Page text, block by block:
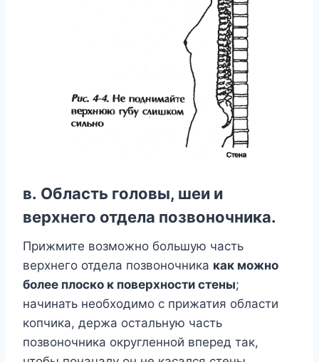
в. Область головы, шеи и
верхнего отдела позвоночника.
Прижмите возможно большую часть
верхнего отдела позвоночника как можно
более плоско к поверхности стены;
начинать необходимо с прижатия области
копчика, держа остальную часть
позвоночника округленной вперед так,